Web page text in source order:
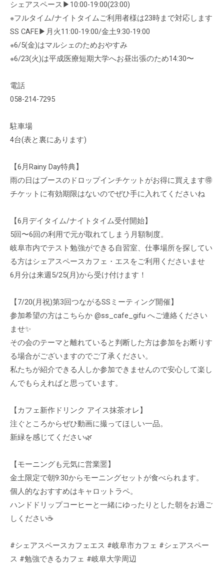
シェアスペース▶︎10:00-19:00(23:00)
※フルタイム/ナイトタイムご利用者様は23時まで対応します
SS CAFE▶︎月火11:00-19:00/金土9:30-19:00
※6/5(金)はマルシェのためおやすみ
※6/23(火)は平成医療短期大学へお昼出張のため14:30〜
電話
058-214-7295
駐車場
4台(表と裏にあります)
【6月Rainy Day特典】
雨の日はブースのドロップインチケットがお得に買えます🉐
チケットに有効期限はないのでぜひ手に入れてくださいね
【6月デイタイム/ナイトタイム受付開始】
5回〜6回の利用で元が取れてしまう月額制度。
岐阜市内でテスト勉強ができる自習室、仕事場所を探してい
る方はシェアスペースカフェ・エスをご利用くださいませ
6月分は来週5/25(月)から受け付けます！
【7/20(月祝)第3回つながるSSミーティング開催】
参加希望の方はこちらか @ss_cafe_gifu へご連絡ください
ませ✨
その会のテーマと離れていると判断した方は参加をお断りす
る場合がございますのでご了承ください。
私たちが紹介できる人しか参加できませんので安心して楽し
んでもらえればと思っています。
【カフェ新作ドリンク アイス抹茶オレ】
注ぐところからぜひ動画に撮ってほしい一品。
新緑を感じてください🌿
【モーニングも元気に営業🈺】
金土限定で朝9:30からモーニングセットが食べられます。
個人的なおすすめはキャロットラペ。
ハンドドリップコーヒーと一緒にゆったりとした朝をお過ご
しください☕️
#シェアスペースカフェエス #岐阜市カフェ #シェアスペー
ス #勉強できるカフェ #岐阜大学周辺